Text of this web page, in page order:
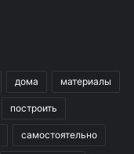
дома материалы
построить
самостоятельно